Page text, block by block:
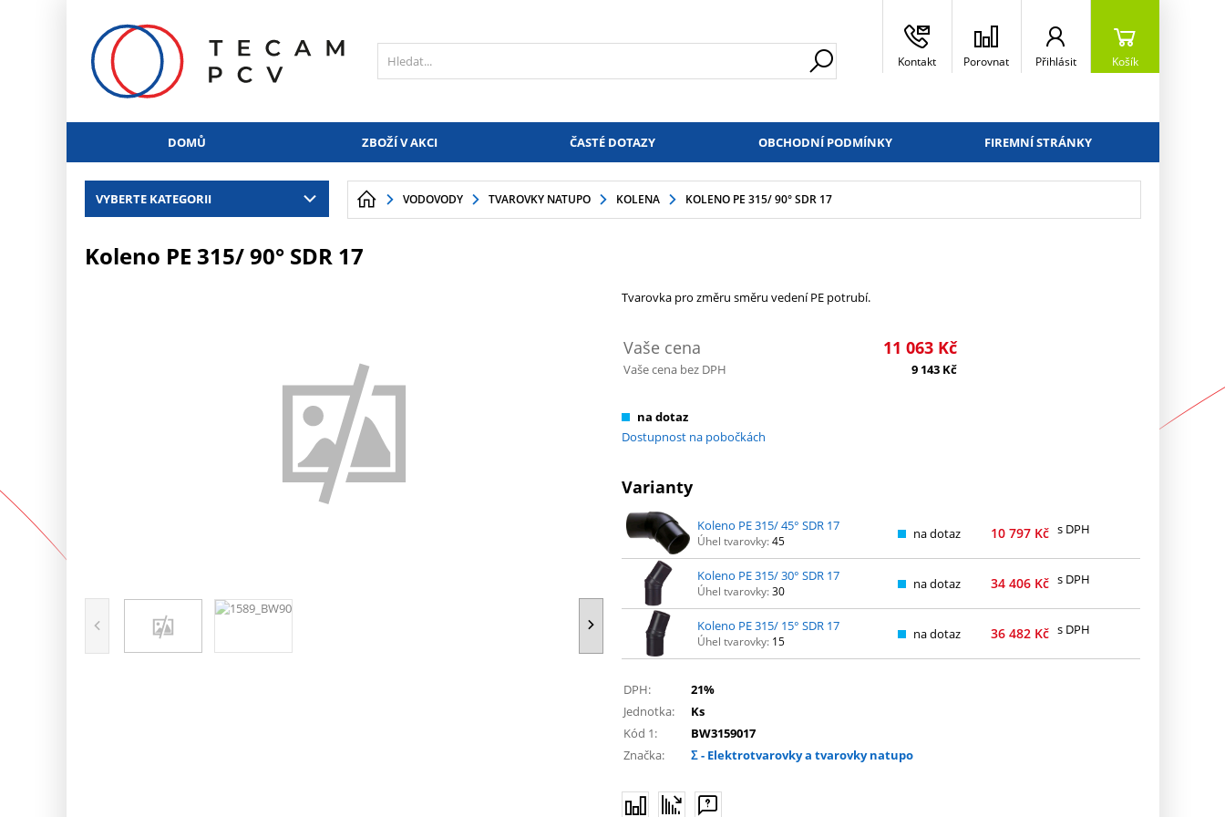
Kontakt Porovnat Přihlásit Košík
DOMŮ ZBOŽÍ V AKCI ČASTÉ DOTAZY OBCHODNÍ PODMÍNKY FIREMNÍ STRÁNKY
VYBERTE KATEGORII VODOVODY TVAROVKY NATUPO KOLENA KOLENO PE 315/ 90° SDR 17
Koleno PE 315/ 90° SDR 17
Tvarovka pro změru směru vedení PE potrubí.
Vaše cena 11 063 Kč
Vaše cena bez DPH 9 143 Kč
na dotaz
Dostupnost na pobočkách
Varianty
Koleno PE 315/ 45° SDR 17
Úhel tvarovky:45 na dotaz 10 797 Kč s DPH
Koleno PE 315/ 30° SDR 17
Úhel tvarovky:30 na dotaz 34 406 Kč s DPH
Koleno PE 315/ 15° SDR 17
Úhel tvarovky: 15 na dotaz 36 482 Kč s DPH
DPH:
21%
Jednotka:
Ks
Kód 1:
BW3159017
Značka:
Σ - Elektrotvarovky a tvarovky natupo